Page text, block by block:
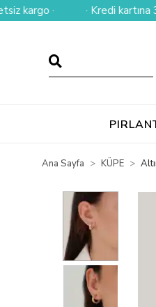
· · Kredi kartına 3 taksit
Ana Sayfa KÜPE